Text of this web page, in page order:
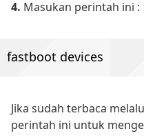
4. Masukan perintah ini :
fastboot devices
Jika sudah terbaca
perintah ini untuk